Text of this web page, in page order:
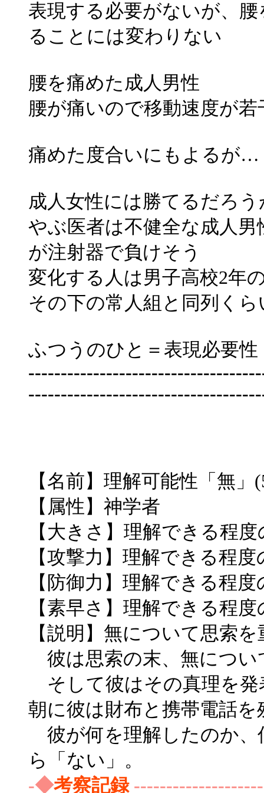
表現する必要がないが、
ることには変わりない
腰を痛めた成人男性
腰が痛いので移動速度が
痛めた度合いにもよるが…
成人女性には勝てるだろ
やぶ医者は不健全な成人
が注射器で負けそう
変化する人は男子高校2年
その下の常人組と同列くら
ふつうのひと＝表現必要性
【名前】理解可能性「無」
【属性】神学者
【大きさ】理解できる程
【攻撃力】理解できる程
【防御力】理解できる程
【素早さ】理解できる程
【説明】無について思索
彼は思索の末、無につい
そして彼はその真理を発
朝に彼は財布と携帯電話
彼が何を理解したのか、
ら「ない」。
-◆考察記録